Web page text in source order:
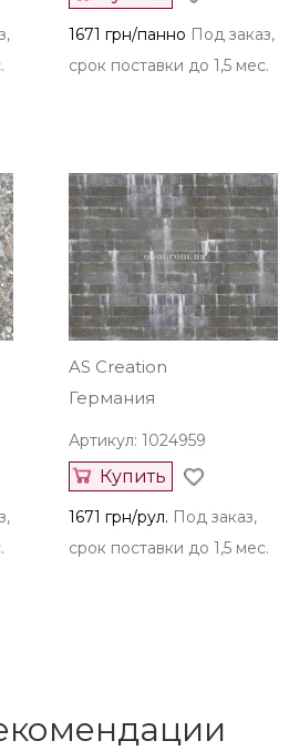
1671 грн/панно Под заказ,
срок поставки до 1,5 мес.
AS Creation
Германия
Артикул: 1024959
Купить
1671 грн/рул. Под заказ,
срок поставки до 1,5 мес.